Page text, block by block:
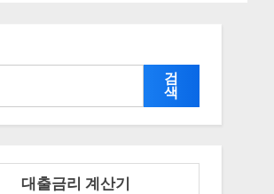
검
색
대출금리 계산기